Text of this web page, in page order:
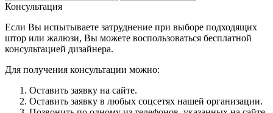
Консультация
Если Вы испытываете затруднение при выборе подходящих
штор или жалюзи, Вы можете воспользоваться бесплатной
консультацией дизайнера.
Для получения консультации можно:
Оставить заявку на сайте.
Оставить заявку в любых соцсетях нашей организации.